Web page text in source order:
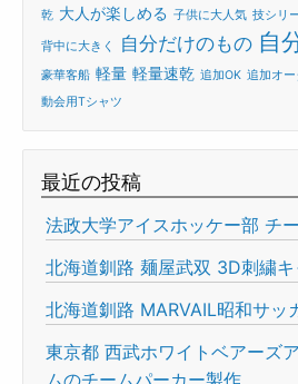
乾 大人が楽しめる 子供に大人気 技シリ
背中に大きく 自分だけのもの 自
豪華客船 軽量 軽量速乾 追加OK 追加オー
動会用Tシャツ
最近の投稿
法政大学アイスホッケー部 チ
北海道釧路 麺屋武双 3D刺繍
北海道釧路 MARVAIL昭和サッ
東京都 西武ホワイトベアーズ
ムのチームパーカー製作